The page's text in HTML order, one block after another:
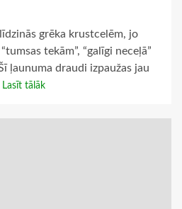
grēka krustcelēm, jo
tekām”, “galīgi neceļā”
ļaunuma draudi izpaužas jau
Lasīt tālāk